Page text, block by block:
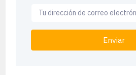
Enviar